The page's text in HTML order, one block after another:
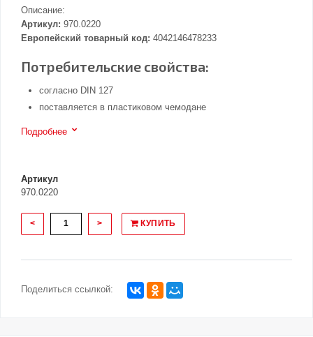
Описание:
Артикул: 970.0220
Европейский товарный код: 4042146478233
Потребительские свойства:
согласно DIN 127
поставляется в пластиковом чемодане
Подробнее
Артикул
970.0220
< > КУПИТЬ
Поделиться ссылкой: